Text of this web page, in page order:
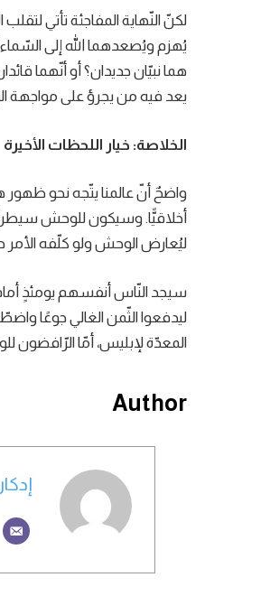
لكنّ النّهاية المفاجئة تأتي
يُهزم ويُصعدهما الله إلى
هما نبيّان جديدان؟ أو أنّهما
يعد فيه من يجرؤ على مواجهة
الخلاصة: خيار اللحظات الأخيرة
واضحٌ أنّ عالمنا يتّجه نحو ظهور
أخلاقيًّا. وسيكون للوحش
ليُعارض الوحش ولو كلّفه الأمر
سيجد النّاس أنفسهم يومئذٍ
ليدفعوا الثّمن الغالي جوعًا
المعدّة لإبليس، أمّا
Author